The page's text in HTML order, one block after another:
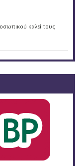
καλεί τους